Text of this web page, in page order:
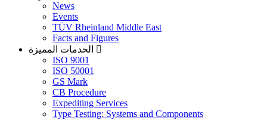
News
Events
TÜV Rheinland Middle East
Facts and Figures
ISO 9001
ISO 50001
GS Mark
CB Procedure
Expediting Services
Type Testing: Systems and Components